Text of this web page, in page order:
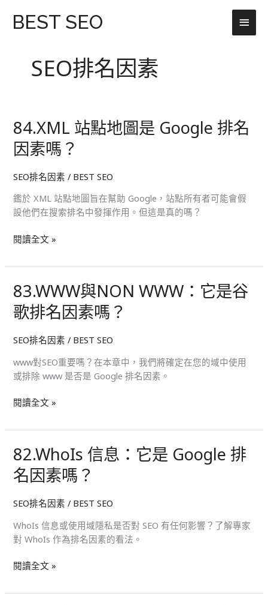
BEST SEO
主
要
SEO排名因素
84.XML 站點地圖是 Google 排名
因素嗎？
SEO排名因素 / BEST SEO
鑑於 XML 站點地圖旨在幫助 Google，站點所有者可能會假
設他們在搜索排名中發揮作用。但這是真的嗎？
84.XML
站
點
圖
是
Google
排
名
因
閱讀全文 »
83.WWW與NON WWW：它是谷
歌排名因素嗎？
SEO排名因素 / BEST SEO
www對SEO重要嗎？在本章中，我們將確定在您的域中使用
或排除 www 是否是 Google 排名因素。
83.WWW
與
NON
它
谷
歌
排
名
嗎？
閱讀全文 »
82.WhoIs 信息：它是 Google 排
名因素嗎？
SEO排名因素 / BEST SEO
WhoIs 信息或使用域隱私是否對 SEO 有任何影響？了解專家
對 WhoIs 作為排名因素的看法。
82.WhoIs
信
息：
是
排
名
因
素
閱讀全文 »